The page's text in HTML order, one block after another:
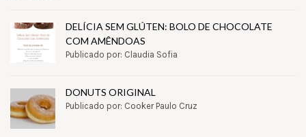
DELÍCIA SEM GLÚTEN: BOLO DE CHOCOLATE
COM AMÊNDOAS
Publicado por: Claudia Sofia
DONUTS ORIGINAL
Publicado por: Cooker Paulo Cruz